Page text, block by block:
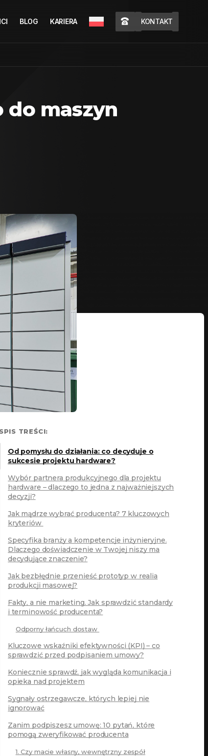
BLOG KARIERA KONTAKT
maszyn
SPIS TREŚCI:
Od pomysłu do działania: co decyduje o
sukcesie projektu hardware?
Wybór partnera produkcyjnego dla projektu
hardware – dlaczego to jedna z najważniejszych
decyzji?
Jak mądrze wybrać producenta? 7 kluczowych
kryteriów
Specyfika branży a kompetencje inżynieryjne.
Dlaczego doświadczenie w Twojej niszy ma
decydujące znaczenie?
Jak bezbłędnie przenieść prototyp w realia
produkcji masowej?
Fakty, a nie marketing. Jak sprawdzić standardy
i terminowość producenta?
Odporny łańcuch dostaw
Kluczowe wskaźniki efektywności (KPI) – co
sprawdzić przed podpisaniem umowy?
Koniecznie sprawdź, jak wygląda komunikacja i
opieka nad projektem
Sygnały ostrzegawcze, których lepiej nie
ignorować
Zanim podpiszesz umowę: 10 pytań, które
pomogą zweryfikować producenta
1. Czy macie własny, wewnętrzny zespół